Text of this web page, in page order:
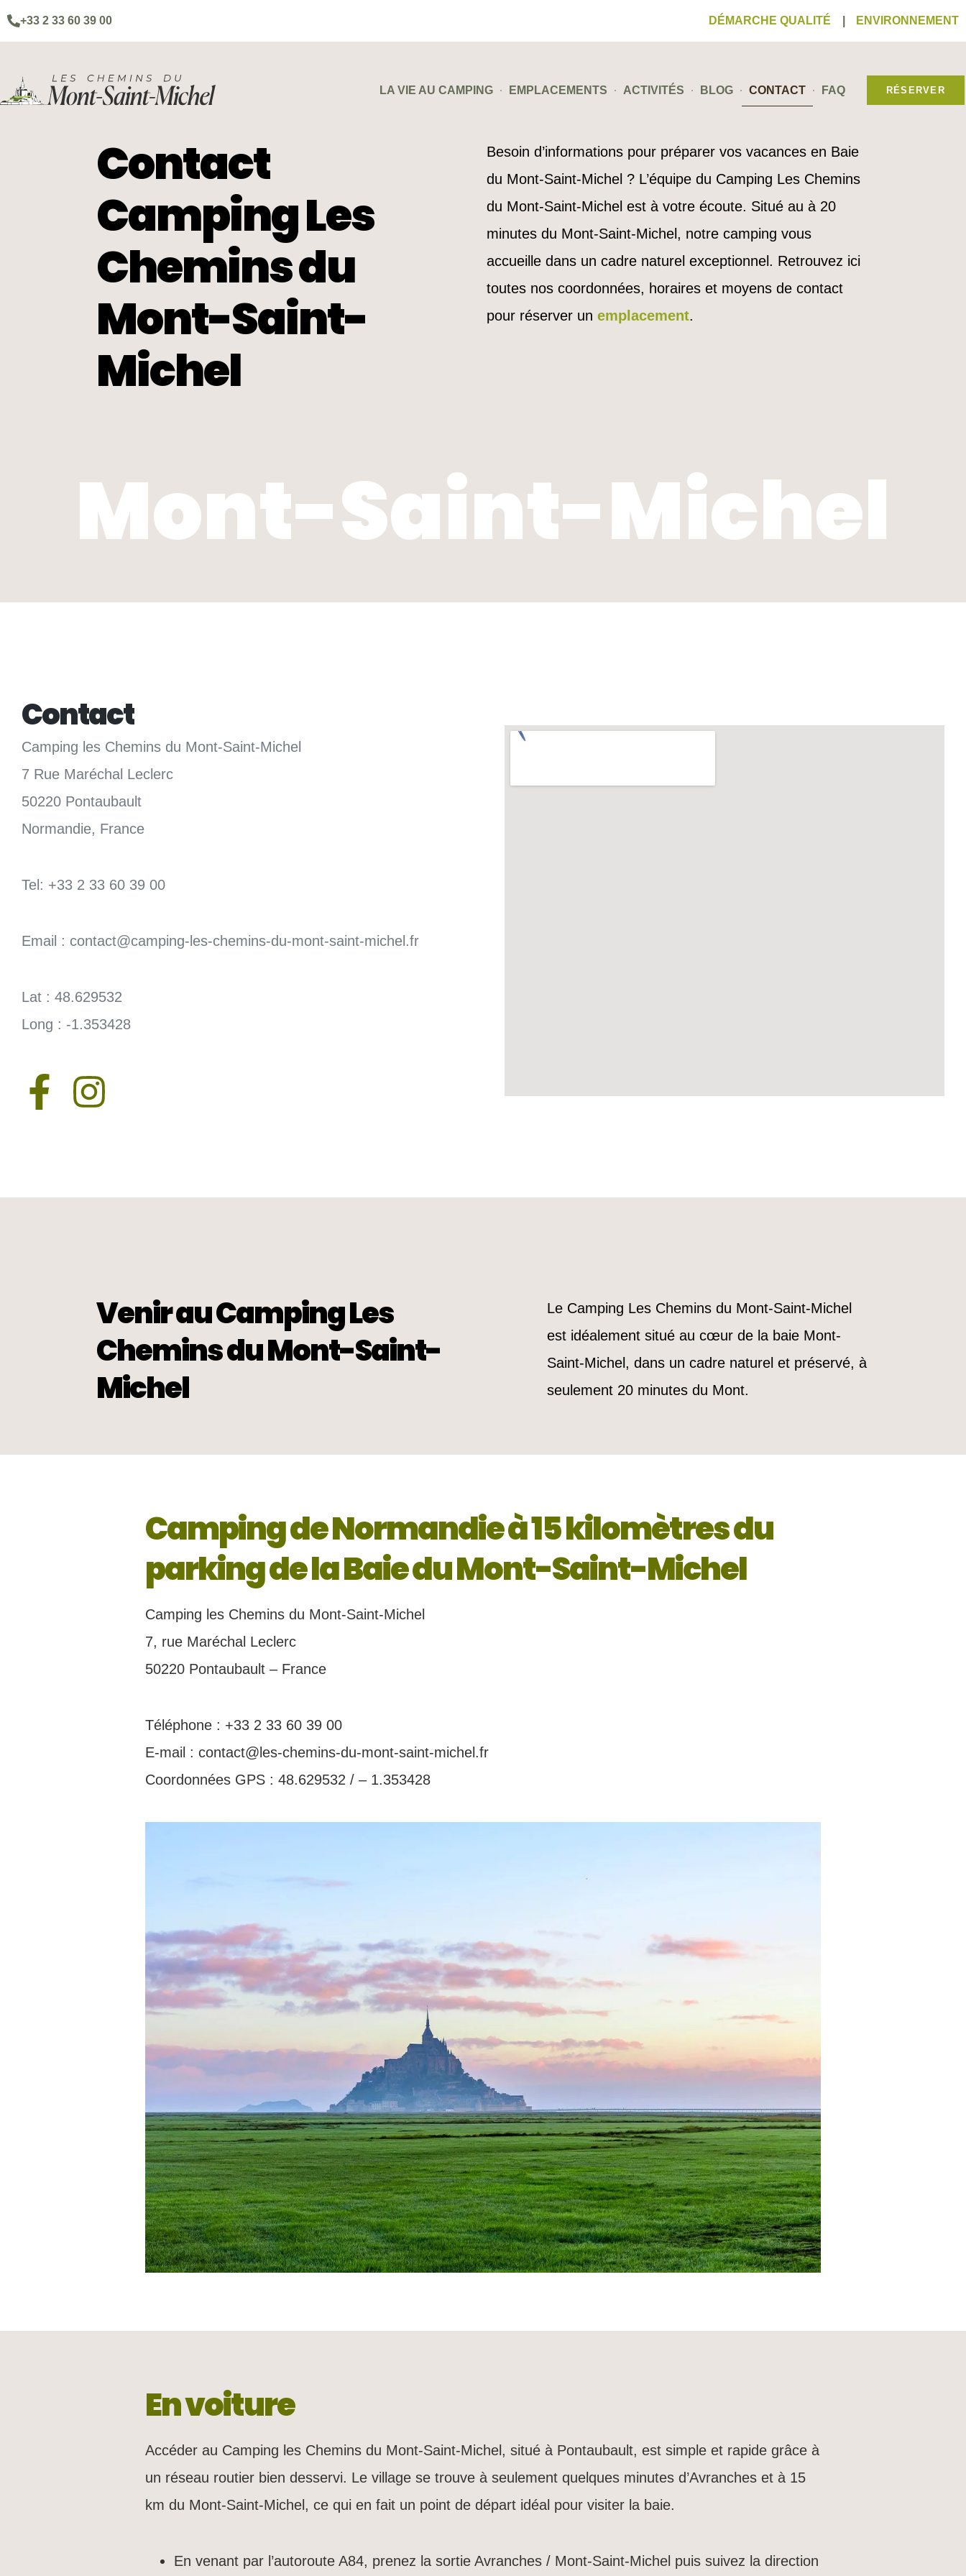
+33 2 33 60 39 00 DÉMARCHE QUALITÉ ENVIRONNEMENT
LA VIE AU CAMPING EMPLACEMENTS ACTIVITÉS BLOG CONTACT FAQ RÉSERVER
Contact
Camping Les
Chemins du
Mont-Saint-
Michel
Besoin d’informations pour préparer vos vacances en Baie
du Mont-Saint-Michel ? L’équipe du Camping Les Chemins
du Mont-Saint-Michel est à votre écoute. Situé au à 20
minutes du Mont-Saint-Michel, notre camping vous
accueille dans un cadre naturel exceptionnel. Retrouvez ici
toutes nos coordonnées, horaires et moyens de contact
pour réserver unemplacement.
Mont-Saint-Michel
Contact
Camping les Chemins du Mont-Saint-Michel
7 Rue Maréchal Leclerc
50220 Pontaubault
Normandie, France
Tel: +33 2 33 60 39 00
Email : contact@camping-les-chemins-du-mont-saint-michel.fr
Lat : 48.629532
Long : -1.353428
Venir au Camping Les
Chemins du Mont-Saint-
Michel
Le Camping Les Chemins du Mont-Saint-Michel
est idéalement situé au cœur de la baie Mont-
Saint-Michel, dans un cadre naturel et préservé, à
seulement 20 minutes du Mont.
Camping de Normandie à 15 kilomètres du
parking de la Baie du Mont-Saint-Michel
Camping les Chemins du Mont-Saint-Michel
7, rue Maréchal Leclerc
50220 Pontaubault – France
Téléphone : +33 2 33 60 39 00
E-mail : contact@les-chemins-du-mont-saint-michel.fr
Coordonnées GPS : 48.629532 / – 1.353428
En voiture
Accéder au Camping les Chemins du Mont-Saint-Michel, situé à Pontaubault, est simple et rapide grâce à
un réseau routier bien desservi. Le village se trouve à seulement quelques minutes d’Avranches et à 15
km du Mont-Saint-Michel, ce qui en fait un point de départ idéal pour visiter la baie.
En venant par l’autoroute A84, prenez la sortie Avranches / Mont-Saint-Michel puis suivez la direction